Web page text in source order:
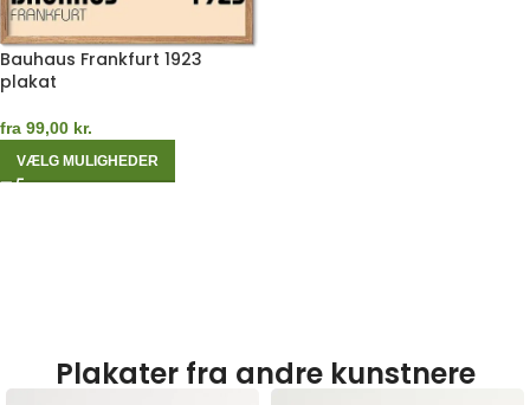
Bauhaus Frankfurt 1923
plakat
fra 99,00 kr.
VÆLG MULIGHEDER
Plakater fra andre kunstnere